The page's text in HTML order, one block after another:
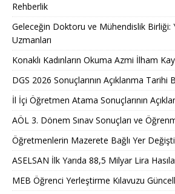
Rehberlik
Geleceğin Doktoru ve Mühendislik Birliği:
Uzmanları
Konaklı Kadınların Okuma Azmi İlham
DGS 2026 Sonuçlarının Açıklanma Tarihi
İl İçi Öğretmen Atama Sonuçlarının
AÖL 3. Dönem Sınav Sonuçları ve
Öğretmenlerin Mazerete Bağlı Yer
ASELSAN İlk Yarıda 88,5 Milyar Lira
MEB Öğrenci Yerleştirme Kılavuzu